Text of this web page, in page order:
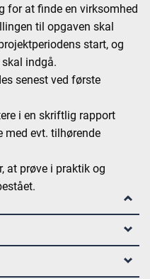
for at finde en virksomhed
til opgaven skal
start, og
indgå.
senest ved første
i en skriftlig rapport
evt. tilhørende
at prøve i praktik og